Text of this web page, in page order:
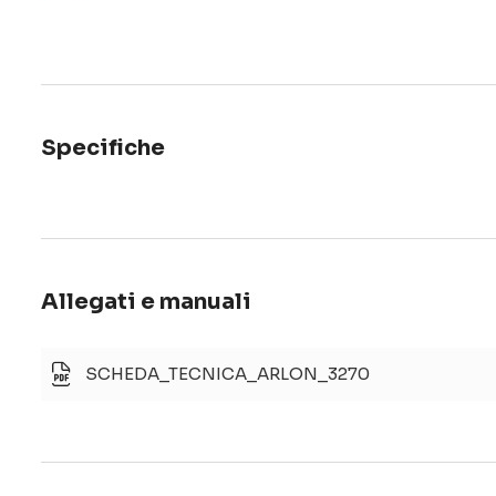
Specifiche
Allegati e manuali
SCHEDA_TECNICA_ARLON_3270